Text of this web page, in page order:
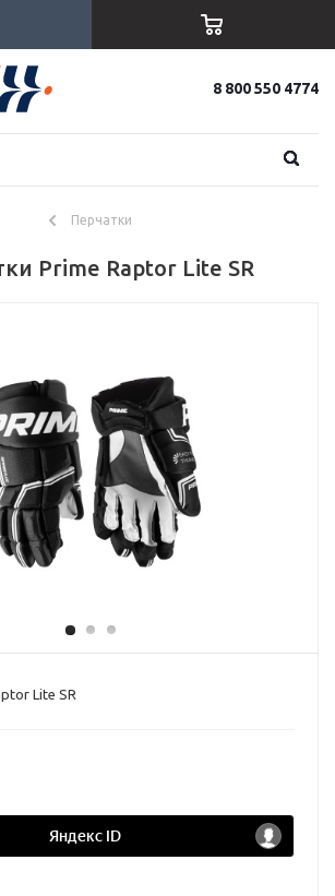
8 800 550 4774
Перчатки
Prime Raptor Lite SR
Lite SR